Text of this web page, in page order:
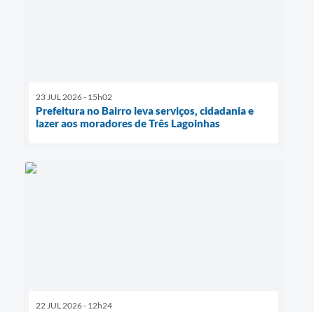
23 JUL 2026 - 15h02
Prefeitura no Bairro leva serviços, cidadania e
lazer aos moradores de Três Lagoinhas
22 JUL 2026 - 12h24